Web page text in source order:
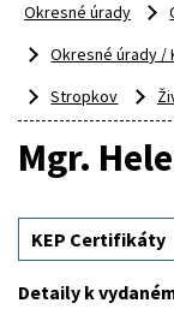
Okresné úrady
Okresné úrady /
Stropkov
Mgr.
KEP Certifikáty
Detaily k